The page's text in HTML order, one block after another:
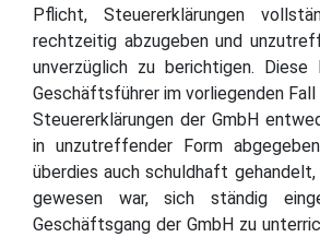
Pflicht, Steuererklärungen
rechtzeitig abzugeben und
unverzüglich zu berichtigen.
Geschäftsführer im vorliegenden
Steuererklärungen der GmbH
in unzutreffender Form
überdies auch schuldhaft
gewesen war, sich ständig
Geschäftsgang der GmbH zu